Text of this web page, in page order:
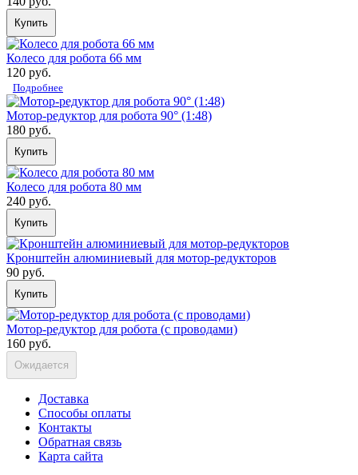
Купить
Колесо для робота 66 мм
120 руб.
Подробнее
Мотор-редуктор для робота 90° (1:48)
180 руб.
Купить
Колесо для робота 80 мм
240 руб.
Купить
Кронштейн алюминиевый для мотор-редукторов
90 руб.
Купить
Мотор-редуктор для робота (с проводами)
160 руб.
Ожидается
Доставка
Способы оплаты
Контакты
Обратная связь
Карта сайта